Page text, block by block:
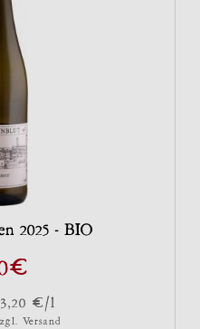
2025 - BIO
€
€/l
Versand